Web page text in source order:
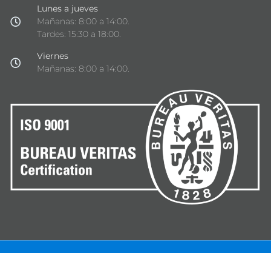
Lunes a jueves
Mañanas: 8:00 a 14:00.
Tardes: 15:30 a 18:00.
Viernes
Mañanas: 8:00 a 14:00.